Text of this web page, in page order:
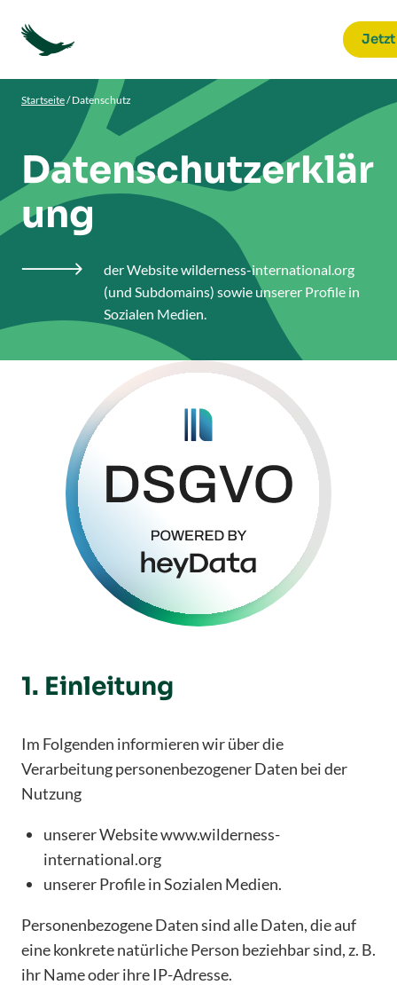
Jetzt
Startseite/Datenschutz
Datenschutzerklär
ung

der Website wilderness-international.org
(und Subdomains) sowie unserer Profile in
Sozialen Medien.
1. Einleitung
Im Folgenden informieren wir über die
Verarbeitung personenbezogener Daten bei der
Nutzung
unserer Website www.wilderness-
international.org
unserer Profile in Sozialen Medien.
Personenbezogene Daten sind alle Daten, die auf
eine konkrete natürliche Person beziehbar sind, z. B.
ihr Name oder ihre IP-Adresse.